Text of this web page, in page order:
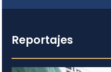
Reportajes